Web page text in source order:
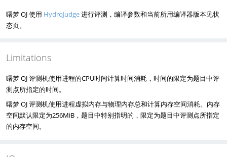
曙梦 OJ 使用 HydroJudge进行评测，编译参数和当前所用编译器版本见状
态页。
Limitations
曙梦 OJ 评测机使用进程的CPU时间计算时间消耗，时间的限定为题目中评
测点所指定的时间。
曙梦 OJ 评测机使用进程虚拟内存与物理内存总和计算内存空间消耗。内存
空间默认限定为256MiB，题目中特别指明的，限定为题目中评测点所指定
的内存空间。